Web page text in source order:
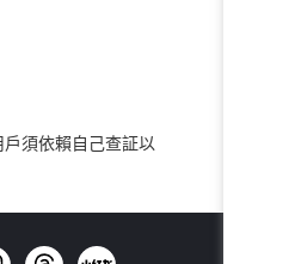
須依賴自己查証以